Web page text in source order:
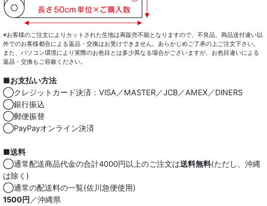
コート・ボトム・バッグ
マスク
小物類
綿100％
麻混
ストレッチ
オーガニック
和紙混生地
※お客様のご注文によりカットされた生地は再販売不能となりますので、不良品、商品送付違い以
外でのお客様都合による返品・交換はお受けできません。あらかじめご了承の上ご注文下さい。
また、パソコン環境により実際のお色目とは多少異なる場合がございますが、お色目違いによる
返品・交換もご容赦ください。
■お支払い方法
◯クレジットカード決済：VISA／MASTER／JCB／AMEX／DINERS
◯銀行振込
◯郵便振替
◯PayPayオンライン決済
■送料
◯通常配送商品代金の合計4000円以上のご注文は送料無料(ただし、沖縄
は除く)
◯通常の配送料の一覧(佐川急便使用)
1500円 ／沖縄県